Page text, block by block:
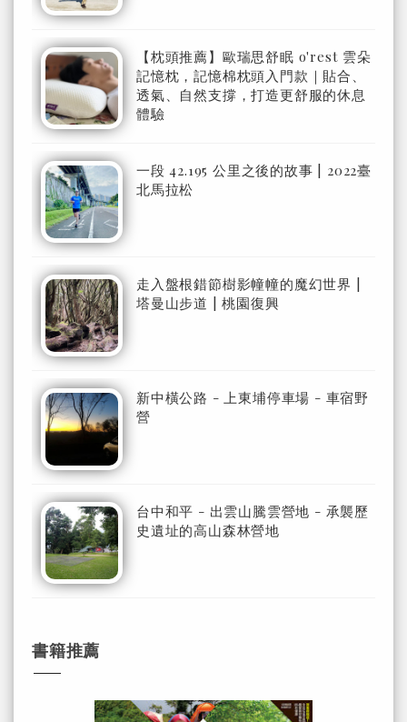
【枕頭推薦】歐瑞思舒眠 o'rest 雲朵
記憶枕，記憶棉枕頭入門款｜貼合、
透氣、自然支撐，打造更舒服的休息
體驗
一段 42.195 公里之後的故事 | 2022臺
北馬拉松
走入盤根錯節樹影幢幢的魔幻世界 |
塔曼山步道 | 桃園復興
新中橫公路 - 上東埔停車場 - 車宿野
營
台中和平 - 出雲山騰雲營地 - 承襲歷
史遺址的高山森林營地
書籍推薦